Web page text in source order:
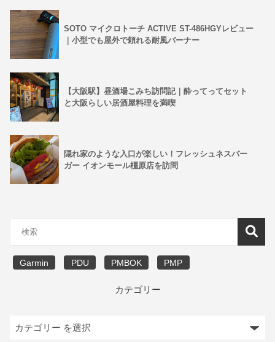
SOTO マイクロトーチ ACTIVE ST-486HGYレビュー
｜小型でも屋外で頼れる耐風バーナー
【大阪駅】昼酒場こみち訪問記｜酔ってってセット
と大阪らしい居酒屋料理を満喫
隠れ家のような入口が楽しい！フレッシュネスバー
ガー イオンモール橿原店を訪問
Garmin PDU PMBOK PMP
カテゴリー